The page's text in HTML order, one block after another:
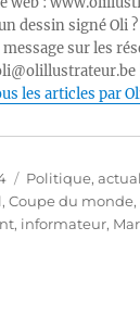
dessin signé Oli
sur les
les articles par
Catégories
Politique,
,Coupe du monde,
, informateur,